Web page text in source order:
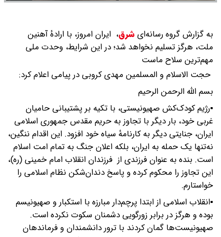
به گزارش گروه رسانه‌ایشرق، ایران امروز، با ارادهٔ آهنین
ملت، هرگز تسلیم نخواهد شد؛ در این شرایط، وحدت ملی
مهم‌ترین سلاح ماست
حجت الاسلام و المسلمین مهدی کروبی در پیامی اعلام کرد:
بسم الله الرحمن الرحیم
▪️رژیم کودک‌کش صهیونیستی، با تکیه بر پشتیبانی حامیان
غربی خود، بار دیگر با تجاوز به حریم مقدس جمهوری اسلامی
ایران، جنایتی دیگر به کارنامهٔ سیاه خود افزود. این اقدام ننگین،
نه‌تنها یک حمله به ایران، بلکه اعلان جنگ به تمام امت اسلام
است. بنده به عنوان فرزندی از فرزندان انقلاب امام خمینی (ره)،
این تجاوز را محکوم کرده و پاسخ دندان‌شکن نظام اسلامی را
خواستارم.
▪️انقلاب اسلامی از ابتدا پرچم‌دار مبارزه با استکبار و صهیونیسم
بوده و هرگز در برابر زورگویی دشمنان سکوت نکرده است.
صهیونیست‌ها گمان کردند با ترور دانشمندان و فرماندهان